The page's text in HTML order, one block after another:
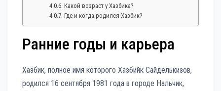
Какой возраст у Хазбика?
Где и когда родился Хазбик?
Ранние годы и карьера
Хазбик, полное имя которого Хазбийк Сайделькизов,
родился 16 сентября 1981 года в городе Нальчик,